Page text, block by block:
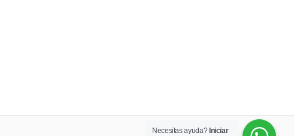
Necesitas ayuda? Iniciar